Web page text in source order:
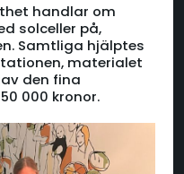
handlar om
solceller på,
Samtliga hjälptes
materialet
den fina
000 kronor.